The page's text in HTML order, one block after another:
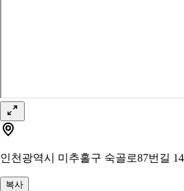
인천광역시 미추홀구 숙골로87번길
복사